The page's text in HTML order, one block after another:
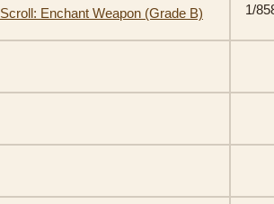
Scroll: Enchant Weapon (Grade B) 1/